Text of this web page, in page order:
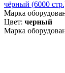
чёрный (6000
Марка
Цвет: черный
Марка